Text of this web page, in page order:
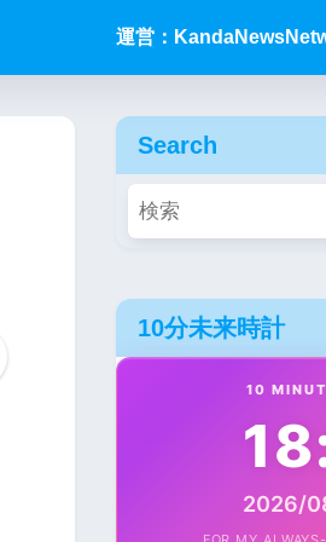
運営：
Search
10分未来時計
10
2026/